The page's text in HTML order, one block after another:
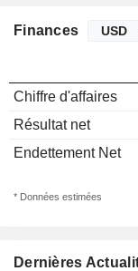
Dernières
Finances
Chiffre d'affaires
Résultat net
Endettement Net
* Données estimées